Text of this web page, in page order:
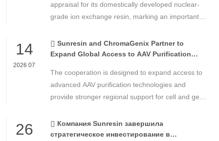
appraisal for its domestically developed nuclear-
grade ion exchange resin, marking an important
chemical materials for nuclear power applications.
14
2026 07
Sunresin and ChromaGenix Partner to
Expand Global Access to AAV Purification
The cooperation is designed to expand access to
advanced AAV purification technologies and
provide stronger regional support for cell and gene
Americas.
26
Компания Sunresin завершила
стратегическое инвестирование в